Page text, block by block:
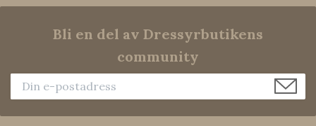
Bli en del av Dressyrbutikens
community